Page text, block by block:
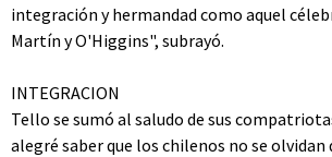
integración y hermandad como aquel
Martín y O'Higgins", subrayó.
INTEGRACION
Tello se sumó al saludo de sus
alegré saber que los chilenos no se olvidan